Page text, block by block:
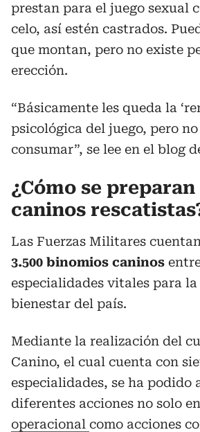
prestan para el juego sexual
celo, así estén castrados.
que montan, pero no existe
erección.
“Básicamente les queda la
psicológica del juego, pero
consumar”, se lee en el blog
¿Cómo se preparan
caninos
Las Fuerzas Militares
3.500 binomios caninos
especialidades vitales para
bienestar del país.
Mediante la realización del
Canino, el cual cuenta con
especialidades, se ha podido
diferentes acciones no solo
operacional como acciones